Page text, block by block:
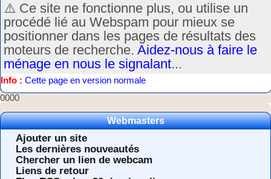
⚠️ Ce site ne fonctionne plus, ou utilise un
procédé lié au Webspam pour mieux se
positionner dans les pages de résultats des
moteurs de recherche. Aidez-nous à faire le
ménage en nous le signalant...
Info : Cette page en version normale
0000
Webmasters
Ajouter un site
Les dernières nouveautés
Chercher un lien de webcam
Liens de retour